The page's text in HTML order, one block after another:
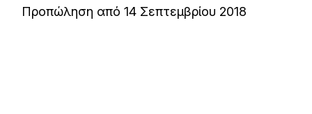
Προπώληση από 14 Σεπτεμβρίου 2018